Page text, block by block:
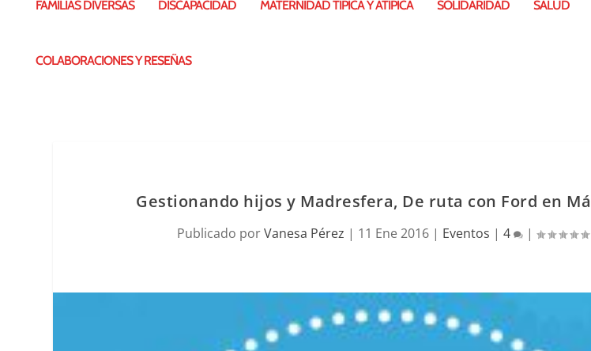
FAMILIAS DIVERSAS DISCAPACIDAD MATERNIDAD TÍPICA Y ATÍPICA SOLIDARIDAD SALUD
COLABORACIONES Y RESEÑAS
Gestionando hijos y Madresfera, De ruta con Ford en
Publicado porVanesa Pérez | 11 Ene 2016 | Eventos |4 |